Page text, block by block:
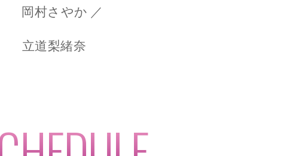
岡村さやか ／
立道梨緒奈